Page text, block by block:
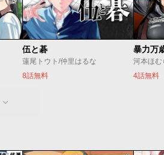
伍と碁
蓮尾トウト/仲里はるな
8話無料
暴力万
河本ほむ
4話無料